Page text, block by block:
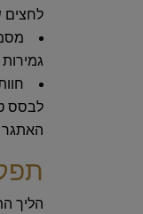
לחצים
לבסס
האתגר
הליך